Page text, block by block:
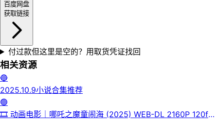
百度网盘
获取链接
付过款但这里是空的？用取货凭证找回
相关资源
🔵
️2025.10.9小说合集推荐
🟢
🎞️ 动画电影｜哪吒之魔童闹海 (2025) WEB-DL 2160P 120fps